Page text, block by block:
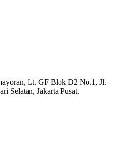
Lt. GF Blok D2 No.1, Jl.
Selatan, Jakarta Pusat.